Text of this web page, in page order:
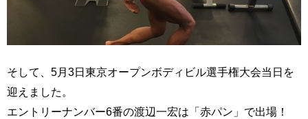
そして、5月3日東京オープンボディビル選手権大会当日を
迎えました。
エントリーナンバー6番の渡辺一宏は「赤パン」で出場！